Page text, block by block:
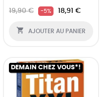
19,90 € -5% 18,91 €
 AJOUTER AU PANIER
DEMAIN CHEZ VOUS*!